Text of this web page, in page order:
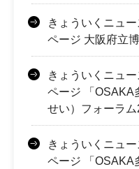
きょういくニュ
ページ 大阪府立
きょういくニュ
ページ 「OSAKA
せい）フォーラ
きょういくニュ
ページ 「OSAKA